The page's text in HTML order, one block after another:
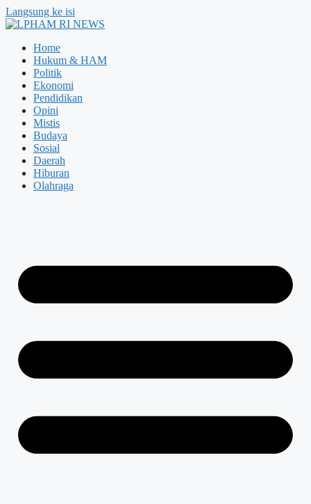
Langsung ke isi
Home
Hukum & HAM
Politik
Ekonomi
Pendidikan
Opini
Mistis
Budaya
Sosial
Daerah
Hiburan
Olahraga